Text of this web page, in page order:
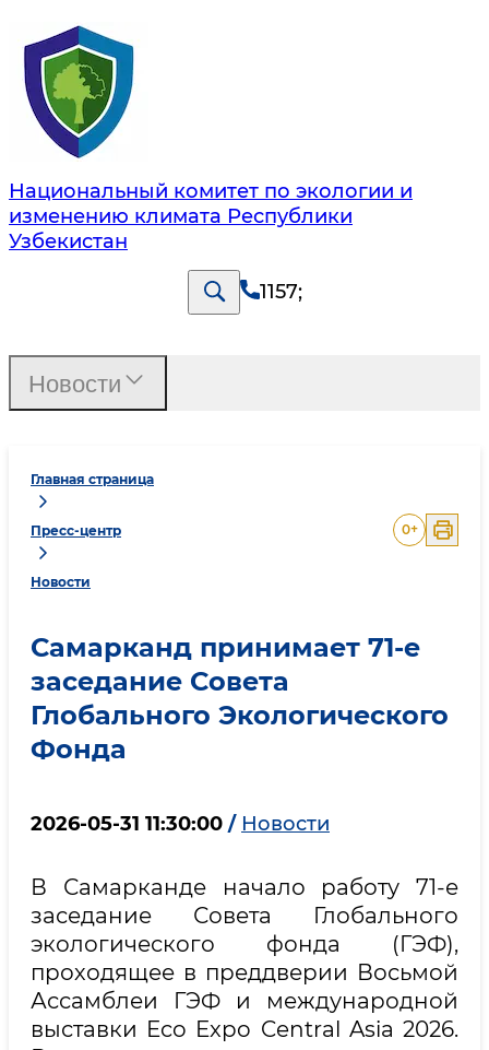
Национальный комитет по экологии и
изменению климата Республики
Узбекистан
1157;
Главная страница
Пресс-центр
Новости
0+
Самарканд принимает 71-е
заседание Совета
Глобального Экологического
Фонда
2026-05-31 11:30:00 / Новости
В Самарканде начало работу 71-е
заседание Совета Глобального
экологического фонда (ГЭФ),
проходящее в преддверии Восьмой
Ассамблеи ГЭФ и международной
выставки Eco Expo Central Asia 2026.
Новости